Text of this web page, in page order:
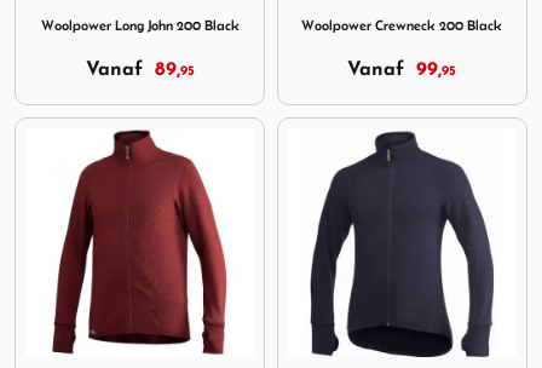
Woolpower Long John 200 Black
Vanaf 89,95
Woolpower Crewneck 200 Black
Vanaf99,95